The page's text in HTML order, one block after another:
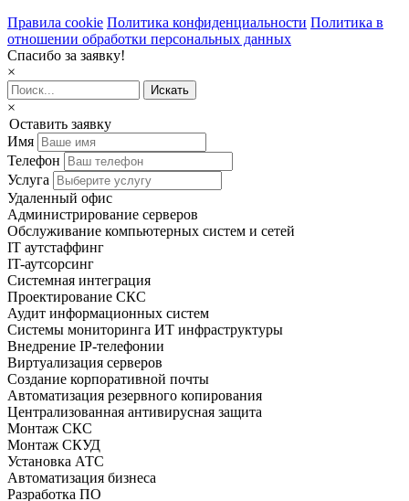
Правила cookie Политика конфиденциальности Политика в
отношении обработки персональных данных
Спасибо за заявку!
×
×
Оставить заявку
Имя
Телефон
Услуга
Удаленный офис
Администрирование серверов
Обслуживание компьютерных систем и сетей
IT аутстаффинг
IT-аутсорсинг
Системная интеграция
Проектирование СКС
Аудит информационных систем
Системы мониторинга ИТ инфраструктуры
Внедрение IP-телефонии
Виртуализация серверов
Создание корпоративной почты
Автоматизация резервного копирования
Централизованная антивирусная защита
Монтаж СКС
Монтаж СКУД
Установка АТС
Автоматизация бизнеса
Разработка ПО